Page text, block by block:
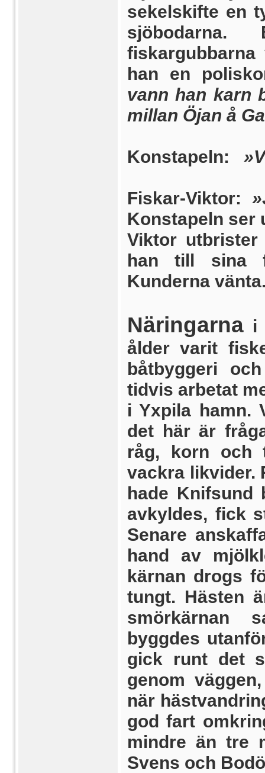
sekelskifte en
han en
vann han karn
millan Öjan å
Konstapeln:
Fiskar-Viktor:
Konstapeln ser
Viktor
han till sina
Kunderna
Näringarna i
ålder varit
båtbyggeri
tidvis arbetat
i Yxpila hamn.
det här är
råg, korn och
vackra likvider.
hade Knifsund
avkyldes, fick
Senare
hand av
kärnan drogs
tungt. Hästen
smörkärnan
byggdes
gick runt det
genom
när
god fart
mindre än tre
Svens och